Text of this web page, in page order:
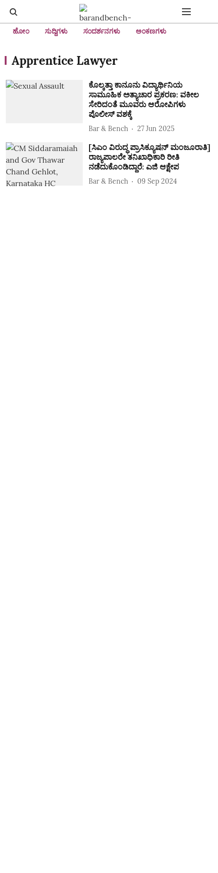
ಹೋಂ ಸುದ್ದಿಗಳು ಸಂದರ್ಶನಗಳು ಅಂಕಣಗಳು
Apprentice Lawyer
ಕೊಲ್ಕತ್ತಾ ಕಾನೂನು ವಿದ್ಯಾರ್ಥಿನಿಯ
ಸಾಮೂಹಿಕ ಅತ್ಯಾಚಾರ ಪ್ರಕರಣ: ವಕೀಲ
ಸೇರಿದಂತೆ ಮೂವರು ಆರೋಪಿಗಳು
ಪೊಲೀಸ್‌ ವಶಕ್ಕೆ
Bar & Bench 27 Jun 2025
[ಸಿಎಂ ವಿರುದ್ಧ ಪ್ರಾಸಿಕ್ಯೂಷನ್ ಮಂಜೂರಾತಿ]
ರಾಜ್ಯಪಾಲರೇ ತನಿಖಾಧಿಕಾರಿ ರೀತಿ
ನಡೆದುಕೊಂಡಿದ್ದಾರೆ: ಎಜಿ ಆಕ್ಷೇಪ
Bar & Bench 09 Sep 2024